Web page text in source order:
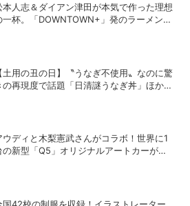
本人志＆ダイアン津田が本気で作った理想
一杯。「DOWNTOWN+」発のラーメンを
【土用の丑の日】〝うなぎ不使用〟なのに驚
の再現度で話題「日清謎うなぎ丼」ほか、
ウディと木梨憲武さんがコラボ！世界に1
の新型「Q5」オリジナルアートカーが全